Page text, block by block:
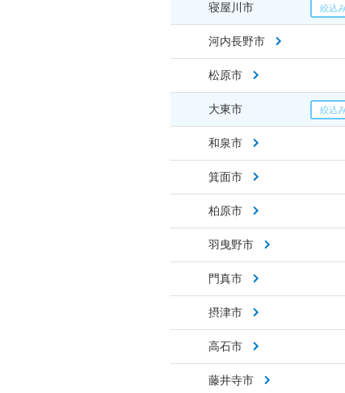
寝屋川市
河内長野市
松原市
大東市
和泉市
箕面市
柏原市
羽曳野市
門真市
摂津市
高石市
藤井寺市